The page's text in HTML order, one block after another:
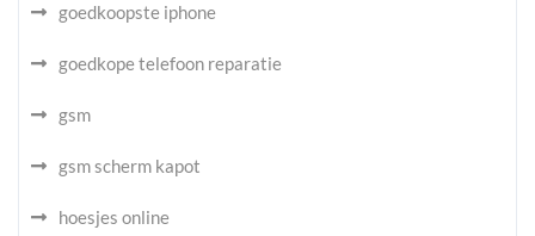
goedkoopste iphone
goedkope telefoon reparatie
gsm
gsm scherm kapot
hoesjes online